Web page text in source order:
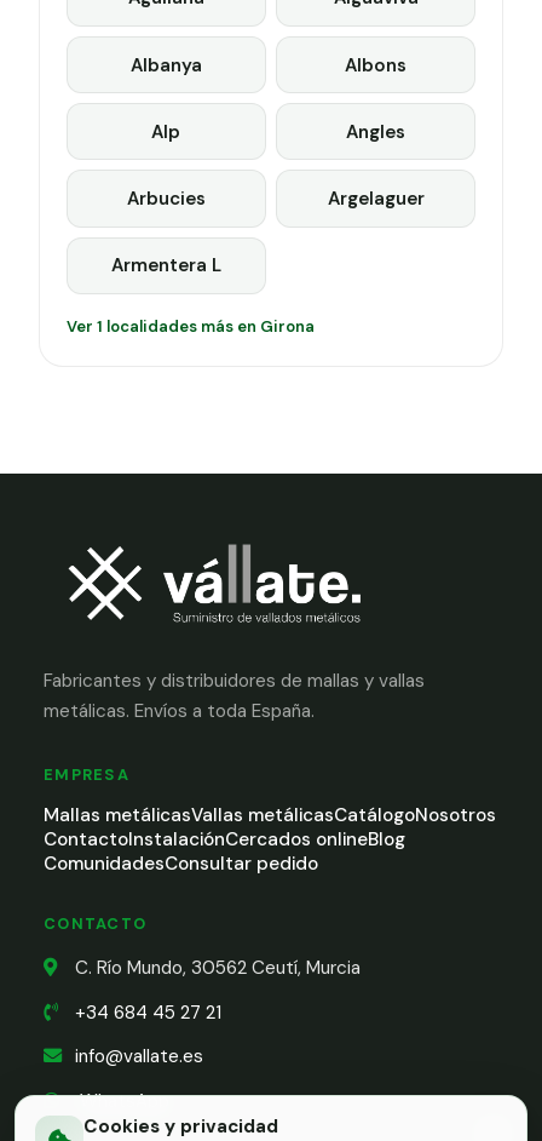
Cookies y privacidad
Albanya Albons
Alp Angles
Arbucies Argelaguer
Armentera L
Ver 1 localidades más en Girona
Fabricantes y distribuidores de mallas y vallas
metálicas. Envíos a toda España.
EMPRESA
Mallas metálicasVallas metálicasCatálogoNosotros
ContactoInstalaciónCercados onlineBlog
ComunidadesConsultar pedido
CONTACTO
C. Río Mundo, 30562 Ceutí, Murcia
+34 684 45 27 21
info@vallate.es
WhatsApp